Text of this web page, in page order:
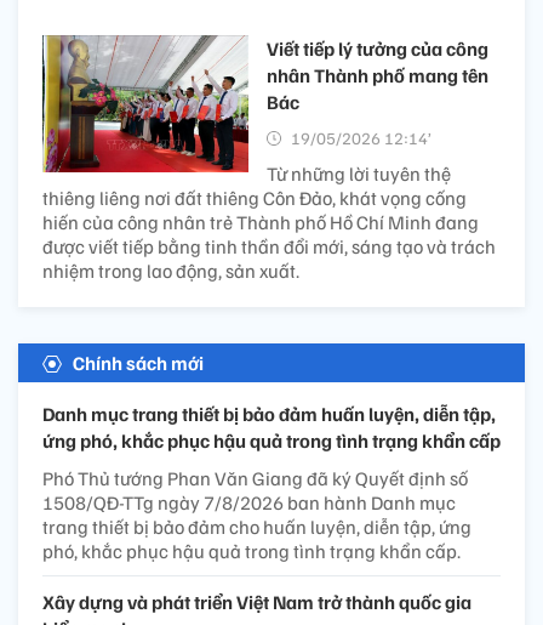
Viết tiếp lý tưởng của công
nhân Thành phố mang tên
Bác
19/05/2026 12:14’
Từ những lời tuyên thệ
thiêng liêng nơi đất thiêng Côn Đảo, khát vọng cống
hiến của công nhân trẻ Thành phố Hồ Chí Minh đang
được viết tiếp bằng tinh thần đổi mới, sáng tạo và trách
nhiệm trong lao động, sản xuất.
Chính sách mới
Danh mục trang thiết bị bảo đảm huấn luyện, diễn tập,
ứng phó, khắc phục hậu quả trong tình trạng khẩn cấp
Phó Thủ tướng Phan Văn Giang đã ký Quyết định số
1508/QĐ-TTg ngày 7/8/2026 ban hành Danh mục
trang thiết bị bảo đảm cho huấn luyện, diễn tập, ứng
phó, khắc phục hậu quả trong tình trạng khẩn cấp.
Xây dựng và phát triển Việt Nam trở thành quốc gia